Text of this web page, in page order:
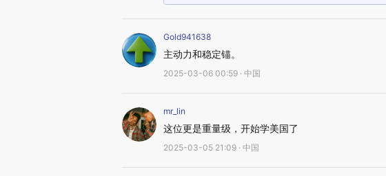
Gold941638
主动力和稳定锚。
2025-03-06 00:59 · 中国
mr_lin
这位更是重量级，开始学美国了
2025-03-05 21:09 · 中国